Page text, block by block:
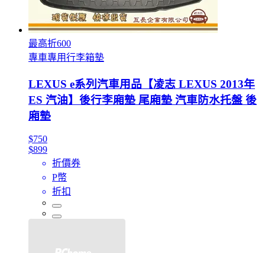
最高折600
專車專用行李箱墊
LEXUS e系列汽車用品【凌志 LEXUS 2013年
ES 汽油】後行李廂墊 尾廂墊 汽車防水托盤 後
廂墊
$750
$899
折價券
P幣
折扣